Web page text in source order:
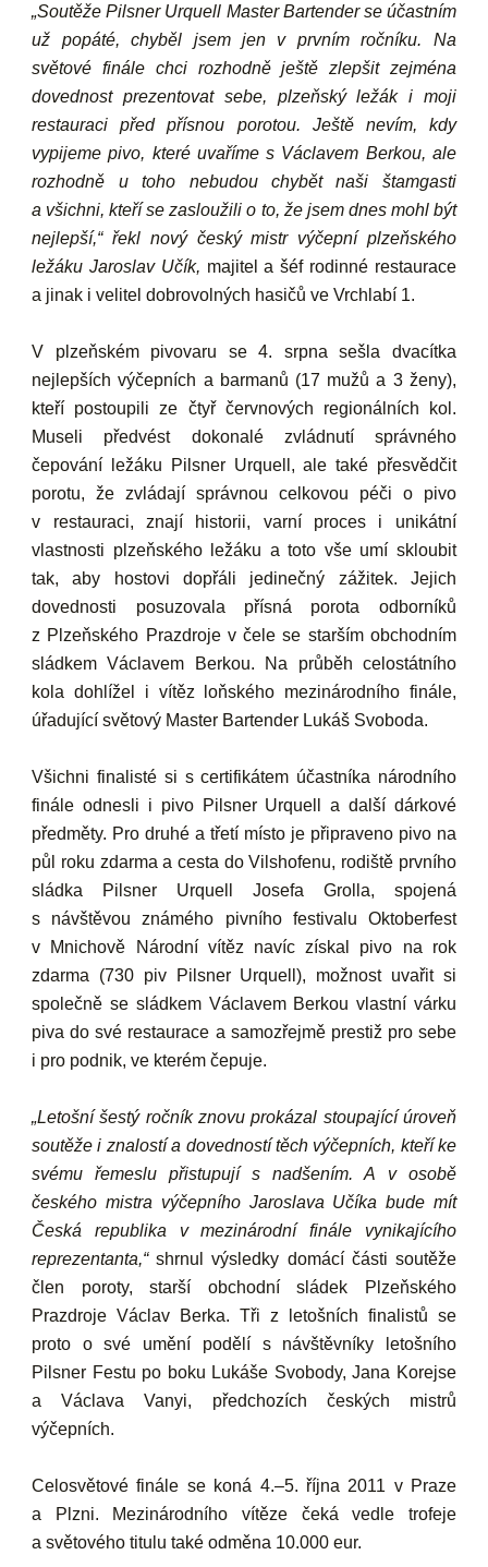
„Soutěže Pilsner Urquell Master Bartender se účastním
už popáté, chyběl jsem jen v prvním ročníku. Na
světové finále chci rozhodně ještě zlepšit zejména
dovednost prezentovat sebe, plzeňský ležák i moji
restauraci před přísnou porotou. Ještě nevím, kdy
vypijeme pivo, které uvaříme s Václavem Berkou, ale
rozhodně u toho nebudou chybět naši štamgasti
a všichni, kteří se zasloužili o to, že jsem dnes mohl být
nejlepší,“ řekl nový český mistr výčepní plzeňského
ležáku Jaroslav Učík, majitel a šéf rodinné restaurace
a jinak i velitel dobrovolných hasičů ve Vrchlabí 1.
V plzeňském pivovaru se 4. srpna sešla dvacítka
nejlepších výčepních a barmanů (17 mužů a 3 ženy),
kteří postoupili ze čtyř červnových regionálních kol.
Museli předvést dokonalé zvládnutí správného
čepování ležáku Pilsner Urquell, ale také přesvědčit
porotu, že zvládají správnou celkovou péči o pivo
v restauraci, znají historii, varní proces i unikátní
vlastnosti plzeňského ležáku a toto vše umí skloubit
tak, aby hostovi dopřáli jedinečný zážitek. Jejich
dovednosti posuzovala přísná porota odborníků
z Plzeňského Prazdroje v čele se starším obchodním
sládkem Václavem Berkou. Na průběh celostátního
kola dohlížel i vítěz loňského mezinárodního finále,
úřadující světový Master Bartender Lukáš Svoboda.
Všichni finalisté si s certifikátem účastníka národního
finále odnesli i pivo Pilsner Urquell a další dárkové
předměty. Pro druhé a třetí místo je připraveno pivo na
půl roku zdarma a cesta do Vilshofenu, rodiště prvního
sládka Pilsner Urquell Josefa Grolla, spojená
s návštěvou známého pivního festivalu Oktoberfest
v Mnichově Národní vítěz navíc získal pivo na rok
zdarma (730 piv Pilsner Urquell), možnost uvařit si
společně se sládkem Václavem Berkou vlastní várku
piva do své restaurace a samozřejmě prestiž pro sebe
i pro podnik, ve kterém čepuje.
„Letošní šestý ročník znovu prokázal stoupající úroveň
soutěže i znalostí a dovedností těch výčepních, kteří ke
svému řemeslu přistupují s nadšením. A v osobě
českého mistra výčepního Jaroslava Učíka bude mít
Česká republika v mezinárodní finále vynikajícího
reprezentanta,“shrnul výsledky domácí části soutěže
člen poroty,starší obchodní sládek Plzeňského
Prazdroje Václav Berka.Tři z letošních finalistů se
proto o své umění podělí s návštěvníky letošního
Pilsner Festu po boku Lukáše Svobody, Jana Korejse
a Václava Vanyi, předchozích českých mistrů
výčepních.
Celosvětové finále se koná 4.–5. října 2011 v Praze
a Plzni. Mezinárodního vítěze čeká vedle trofeje
a světového titulu také odměna 10.000 eur.